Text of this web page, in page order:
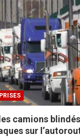
camions
sur